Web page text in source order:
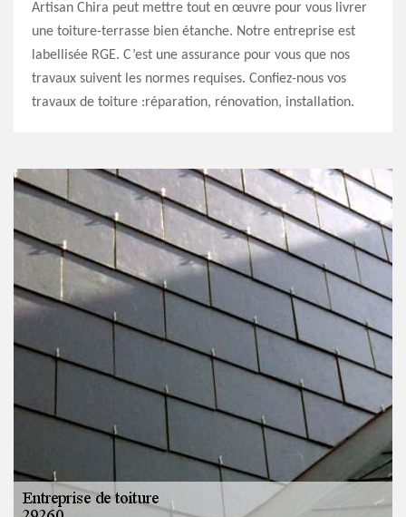
Artisan Chira peut mettre tout en œuvre pour vous livrer
une toiture-terrasse bien étanche. Notre entreprise est
labellisée RGE. C’est une assurance pour vous que nos
travaux suivent les normes requises. Confiez-nous vos
travaux de toiture :réparation, rénovation, installation.